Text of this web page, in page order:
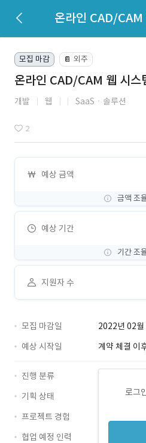
온라인 CAD/CAM
모집 마감 📔 외주
온라인 CAD/CAM 웹 시스
개발 웹 SaaSㆍ솔루션
2
예상 금액
금액 조
예상 기간
기간 조
지원자 수
모집 마감일
2022년 02월
예상 시작일
계약 체결 이
로그
진행 분류
기획 상태
프로젝트 경험
협업 예정 인력